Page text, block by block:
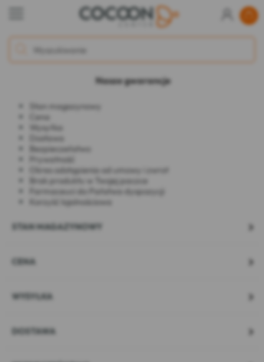
Nasze gwarancje
Stan magazynowy
Cena
Wysyłka
Dostawa
Bezpieczeństwo
Prywatność
Okres odstąpienia od umowy i zwrot
Brak produktu w Twojej paczce
Farmaceuci do Państwa dyspozycji
Korzyść lojalnościowa
STAN MAGAZYNOWY
CENA
WYSYŁKA
DOSTAWA